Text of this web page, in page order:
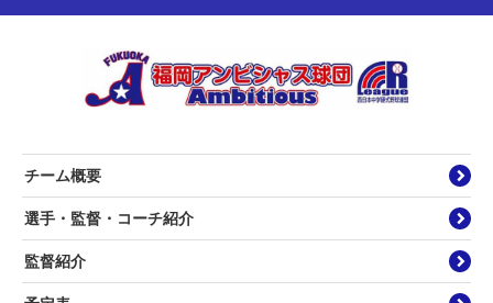
チーム概要
選手・監督・コーチ紹介
監督紹介